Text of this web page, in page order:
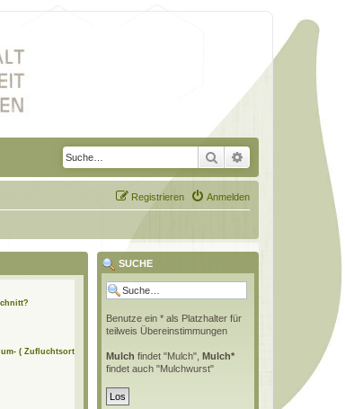
Suche Erweiterte Suche
Anmelden
Registrieren
( Zufluchtsort
SUCHE
Benutze ein * als Platzhalter für
teilweis Übereinstimmungen
Mulch findet "Mulch", Mulch*
findet auch "Mulchwurst"